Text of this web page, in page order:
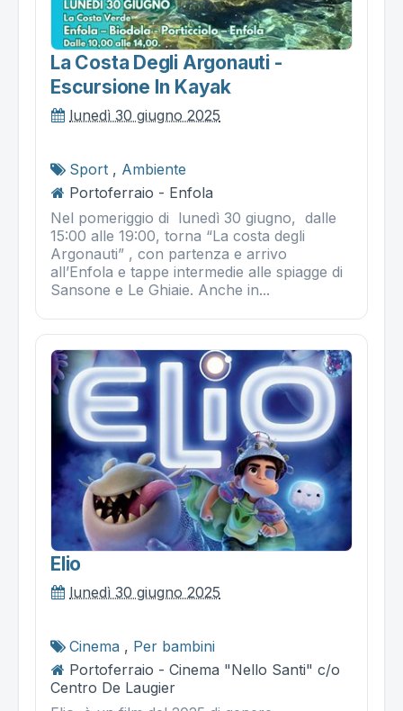
La Costa Degli Argonauti -
Escursione In Kayak
lunedì 30 giugno 2025
Sport , Ambiente
Portoferraio - Enfola
Nel pomeriggio di lunedì 30 giugno, dalle
15:00 alle 19:00, torna “La costa degli
Argonauti” , con partenza e arrivo
all’Enfola e tappe intermedie alle spiagge di
Sansone e Le Ghiaie. Anche in...
Elio
lunedì 30 giugno 2025
Cinema , Per bambini
Portoferraio - Cinema "Nello Santi" c/o
Centro De Laugier